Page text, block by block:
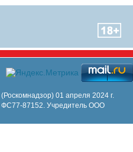
01 апреля 2024 г.
87152. Учредитель ООО